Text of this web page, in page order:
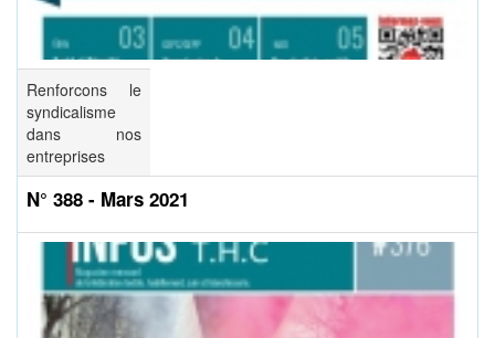
Renforcons le
syndicalisme
dans nos
entreprises
N° 388 - Mars 2021